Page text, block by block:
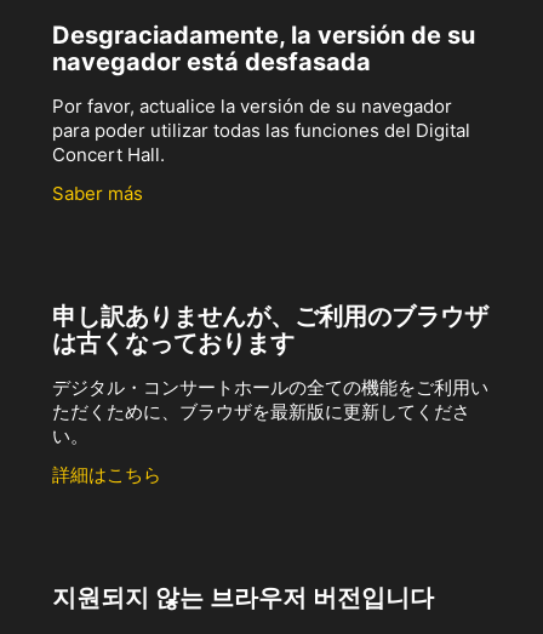
Desgraciadamente, la versión de su
navegador está desfasada
Por favor, actualice la versión de su navegador
para poder utilizar todas las funciones del Digital
Concert Hall.
Saber más
申し訳ありませんが、ご利用のブラウザ
は古くなっております
デジタル・コンサートホールの全ての機能をご利用い
ただくために、ブラウザを最新版に更新してくださ
い。
詳細はこちら
지원되지 않는 브라우저 버전입니다